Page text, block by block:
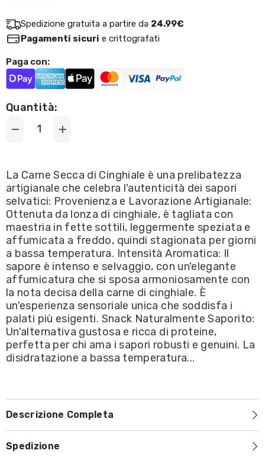
Spedizione gratuita a partire da 24.99€
Pagamenti sicuri e crittografati
Paga con:
Quantità:
Decrease
Secca
Italia
-
Carne
Secca
di
Cinghiale
Superior
Jerky
40g
Increase
Italia
-
Secca
di
Cinghiale
Superior
Jerky
40g
La Carne Secca di Cinghiale è una prelibatezza
artigianale che celebra l'autenticità dei sapori
selvatici: Provenienza e Lavorazione Artigianale:
Ottenuta da lonza di cinghiale, è tagliata con
maestria in fette sottili, leggermente speziata e
affumicata a freddo, quindi stagionata per giorni
a bassa temperatura. Intensità Aromatica: Il
sapore è intenso e selvaggio, con un'elegante
affumicatura che si sposa armoniosamente con
la nota decisa della carne di cinghiale. È
un'esperienza sensoriale unica che soddisfa i
palati più esigenti. Snack Naturalmente Saporito:
Un'alternativa gustosa e ricca di proteine,
perfetta per chi ama i sapori robusti e genuini. La
disidratazione a bassa temperatura...
Descrizione Completa
Spedizione